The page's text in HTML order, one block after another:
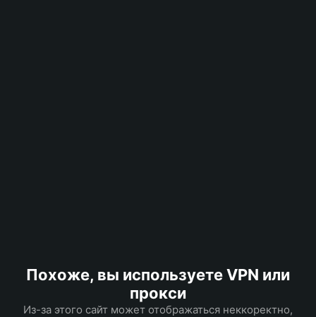
Похоже, вы используете VPN или
прокси
Из-за этого сайт может отображаться неккоректно,